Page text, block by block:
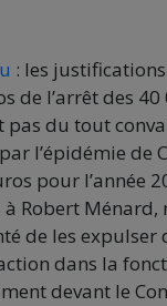
: les
de l’arrêt des 40
pas du tout
l’épidémie de
pour l’année
Robert Ménard,
de les expulser
dans la
devant le